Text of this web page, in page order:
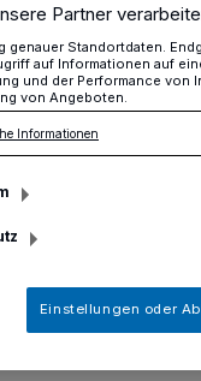
montags
im
es im
von Montag
Partner
genauer Standortdaten.
auf Informationen auf
und der Performance
von Angeboten.
Informationen
Einstellungen oder